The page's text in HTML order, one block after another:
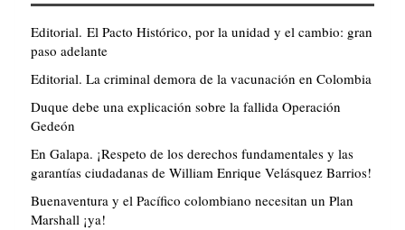
Editorial. El Pacto Histórico, por la unidad y el cambio: gran
paso adelante
Editorial. La criminal demora de la vacunación en Colombia
Duque debe una explicación sobre la fallida Operación
Gedeón
En Galapa. ¡Respeto de los derechos fundamentales y las
garantías ciudadanas de William Enrique Velásquez Barrios!
Buenaventura y el Pacífico colombiano necesitan un Plan
Marshall ¡ya!